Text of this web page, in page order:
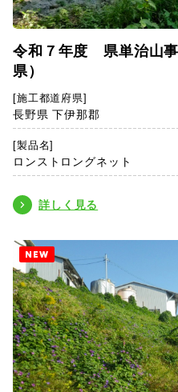
令和７年度 県単治山
県）
[施工都道府県]
長野県 下伊那郡
[製品名]
ロンストロングネット
詳しく見る
NEW